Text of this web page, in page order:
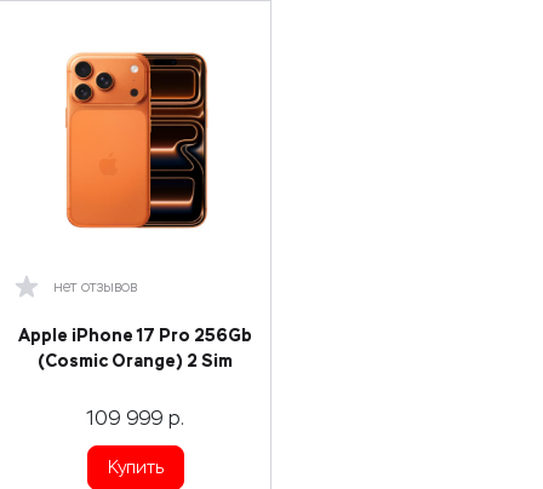
нет отзывов
Apple iPhone 17 Pro 256Gb
(Cosmic Orange) 2 Sim
109 999 р.
Купить